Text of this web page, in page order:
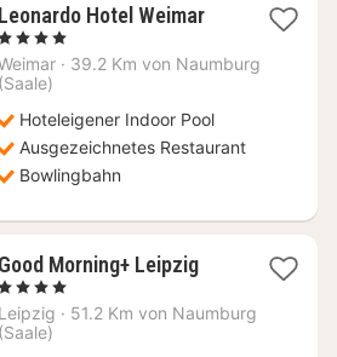
Leonardo Hotel Weimar1
ab
4 Sterne
· 39.2 Km von Naumburg
(Saale)
Hoteleigener Indoor Pool
Ausgezeichnetes Restaurant
Bowlingbahn
Good Morning+ Leipzig1
ab
4 Sterne
Leipzig · 51.2 Km von Naumburg
(Saale)